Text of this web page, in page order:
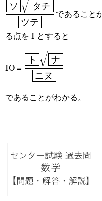
チ}}}}{\boxed{\textsf{
ツテ
ソ タチ
であること
る点を I とすると
IO =
{\boxed{\textsf{
ニヌ
ト ナ
であることがわかる。